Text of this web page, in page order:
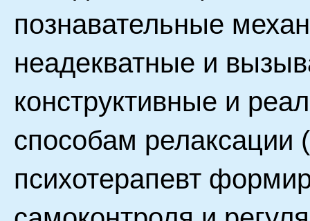
познавательные
неадекватные и
конструктивные и
способам релаксации
психотерапевт